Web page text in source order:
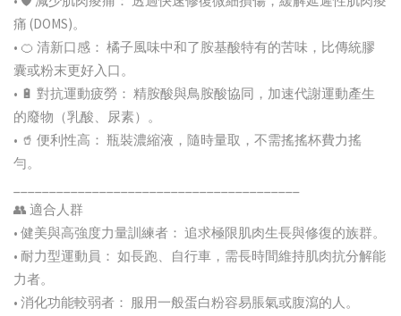
痛 (DOMS)。
• 🍊 清新口感： 橘子風味中和了胺基酸特有的苦味，比傳統膠
囊或粉末更好入口。
• 🔋 對抗運動疲勞： 精胺酸與鳥胺酸協同，加速代謝運動產生
的廢物（乳酸、尿素）。
• 🥤 便利性高： 瓶裝濃縮液，隨時量取，不需搖搖杯費力搖
勻。
👥 適合人群
• 健美與高強度力量訓練者： 追求極限肌肉生長與修復的族群。
• 耐力型運動員： 如長跑、自行車，需長時間維持肌肉抗分解能
力者。
• 消化功能較弱者： 服用一般蛋白粉容易脹氣或腹瀉的人。